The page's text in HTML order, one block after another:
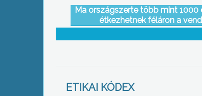
Ma országszerte több mint 1000
étkezhetnek féláron a
ETIKAI KÓDEX